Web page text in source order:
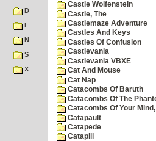
D
I
N
S
X
Castle Wolfenstein
Castle, The
Castlemaze Adventure
Castles And Keys
Castles Of Confusion
Castlevania
Castlevania VBXE
Cat And Mouse
Cat Nap
Catacombs Of Baruth
Catacombs Of The
Catacombs Of Your
Catapault
Catapede
Catapill